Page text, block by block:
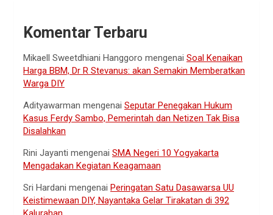
Komentar Terbaru
Mikaell Sweetdhiani Hanggoro mengenai Soal Kenaikan
Harga BBM, Dr R Stevanus: akan Semakin Memberatkan
Warga DIY
Adityawarman mengenai Seputar Penegakan Hukum
Kasus Ferdy Sambo, Pemerintah dan Netizen Tak Bisa
Disalahkan
Rini Jayanti mengenai SMA Negeri 10 Yogyakarta
Mengadakan Kegiatan Keagamaan
Sri Hardani mengenai Peringatan Satu Dasawarsa UU
Keistimewaan DIY, Nayantaka Gelar Tirakatan di 392